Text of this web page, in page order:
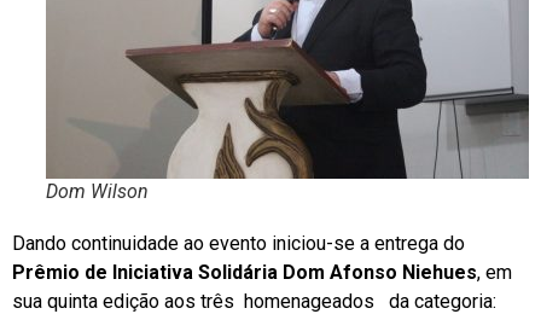
Dom Wilson
Dando continuidade ao evento iniciou-se a entrega do
Prêmio de Iniciativa Solidária Dom Afonso Niehues, em
sua quinta edição aos três homenageados da categoria: